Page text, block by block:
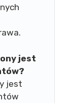
jest
jest